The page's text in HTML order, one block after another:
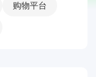
购物平台